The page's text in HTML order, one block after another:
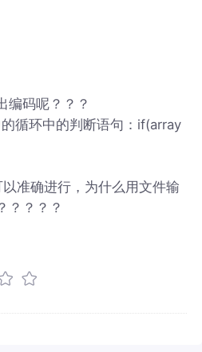
编码呢？？？
循环中的判断语句：if(array
准确进行，为什么用文件输
？？？？